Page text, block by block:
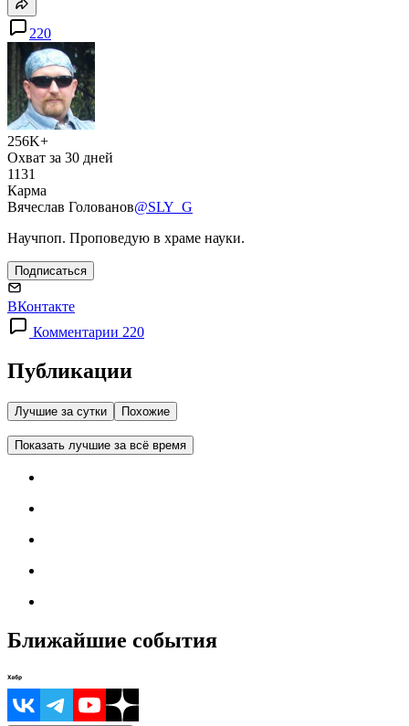
220
256K+
Охват за 30 дней
1131
Карма
Вячеслав Голованов@SLY_G
Научпоп. Проповедую в храме науки.
Подписаться
ВКонтакте
Комментарии 220
Публикации
Лучшие за сутки Похожие
Показать лучшие за всё время
Ближайшие события